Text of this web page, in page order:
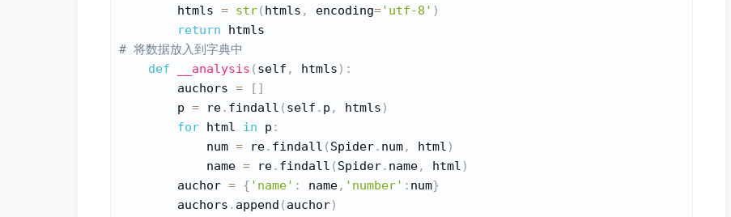
        htmls
= str( htmls , encoding='utf-8' )
return
# 将数据放入到字典中
def
__analysis ( self , htmls ) :
        auchors
= [ ]
        p
= re. findall ( self . p , htmls )
for html in p :
            num
= re. findall ( Spider. num, html )
            name
= re. findall ( Spider. name, html )
        auchor
= { 'name' : name, 'number' : num}
        auchors
. append ( auchor)